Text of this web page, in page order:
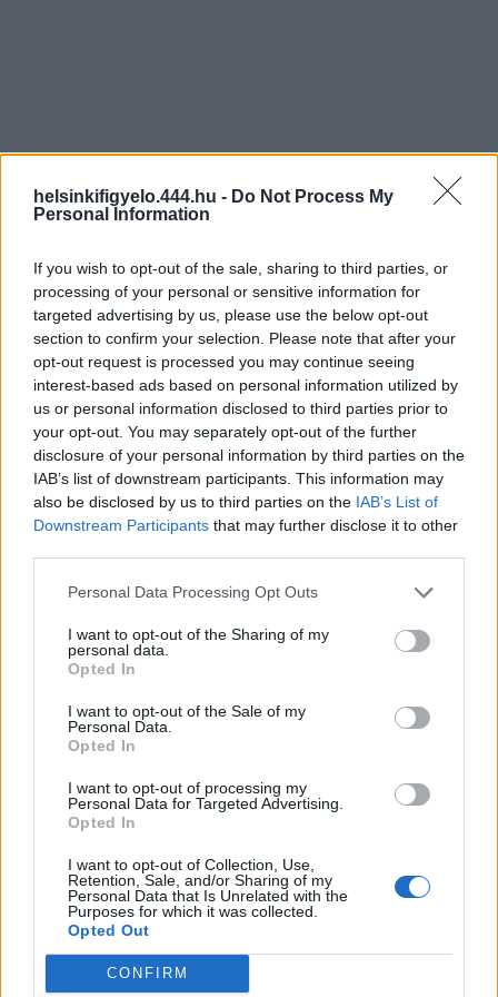
helsinkifigyelo.444.hu - Do Not Process My
Personal Information
If you wish to opt-out of the sale, sharing to third parties, or
processing of your personal or sensitive information for
targeted advertising by us, please use the below opt-out
section to confirm your selection. Please note that after your
opt-out request is processed you may continue seeing
interest-based ads based on personal information utilized by
us or personal information disclosed to third parties prior to
your opt-out. You may separately opt-out of the further
disclosure of your personal information by third parties on the
IAB’s list of downstream participants. This information may
also be disclosed by us to third parties on the IAB’s List of
Downstream Participants that may further disclose it to other
Personal Data Processing Opt Outs
I want to opt-out of the Sharing of my
personal data.
Opted In
I want to opt-out of the Sale of my
Personal Data.
Opted In
I want to opt-out of processing my
Personal Data for Targeted Advertising.
Opted In
I want to opt-out of Collection, Use,
Retention, Sale, and/or Sharing of my
Personal Data that Is Unrelated with the
Purposes for which it was collected.
Opted Out
CONFIRM